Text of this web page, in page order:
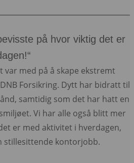
på hvor viktig det er
var med på å skape ekstremt
Forsikring. Dytt har bidratt til
samtidig som det har hatt en
Vi har alle også blitt mer
er med aktivitet i hverdagen,
stillesittende kontorjobb.